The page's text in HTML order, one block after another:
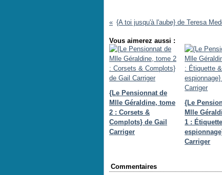
Vous aimerez aussi :
{Le Pensionnat de
Mlle Géraldine, tome
2 : Corsets &
Complots} de Gail
Carriger
{Le
Mlle
1 :
Carriger
Commentaires